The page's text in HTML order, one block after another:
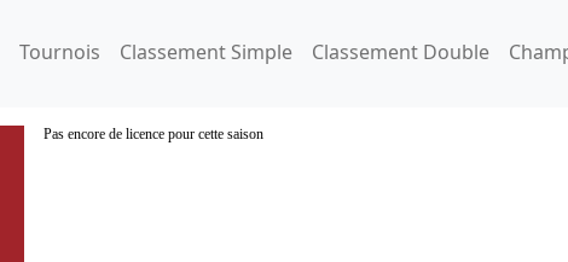
Tournois Classement Simple Classement Double
Pas encore de licence pour cette saison